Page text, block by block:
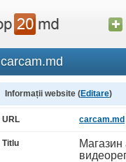
carcam.md
Informații website (Editare)
URL carcam.md
Titlu